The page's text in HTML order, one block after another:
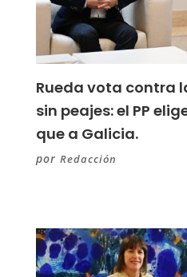
Rueda vota contra
sin peajes: el PP
que a Galicia.
por Redacción